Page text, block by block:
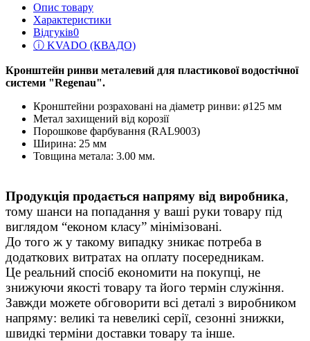
Опис товару
Характеристики
Відгуків0
ⓘ KVADO (КВАДО)
Кронштейн ринви металевий для пластикової водостічної
системи "Regenau".
Кронштейни розраховані на діаметр ринви: ø125 мм
Метал захищений від корозії
Порошкове фарбування (RAL9003)
Ширина: 25 мм
Товщина метала: 3.00 мм.
Продукція продається напряму від виробника,
тому шанси на попадання у ваші руки товару під
виглядом “економ класу” мінімізовані.
До того ж у такому випадку зникає потреба в
додаткових витратах на оплату посередникам.
Це реальний спосіб економити на покупці, не
знижуючи якості товару та його термін служіння.
Завжди можете обговорити всі деталі з виробником
напряму: великі та невеликі серії, сезонні знижки,
швидкі терміни доставки товару та інше.